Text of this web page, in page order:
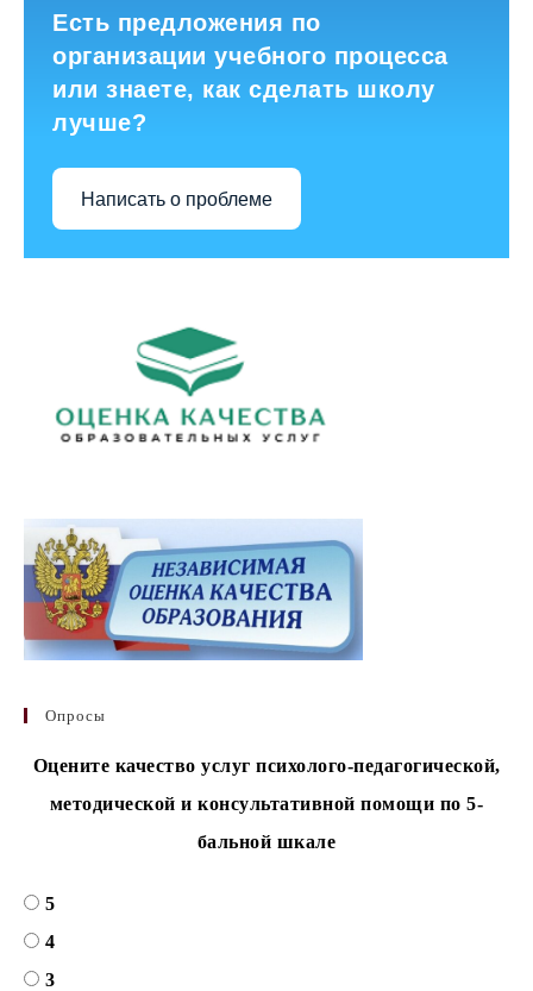
Есть предложения по
организации учебного процесса
или знаете, как сделать школу
лучше?
Написать о проблеме
Опросы
Оцените качество услуг психолого-педагогической,
методической и консультативной помощи по 5-
бальной шкале
5
4
3